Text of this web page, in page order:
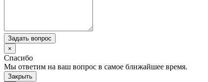
Задать вопрос
×
Спасибо
Мы ответим на ваш вопрос в самое ближайшее время.
Закрыть